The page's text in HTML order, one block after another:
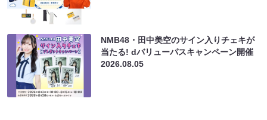
NMB48・田中美空のサイン入りチェキが
当たる! dバリューパスキャンペーン開催
2026.08.05